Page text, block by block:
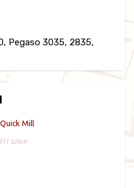
Pegaso 3035, 2835,
Quick Mill
Италия